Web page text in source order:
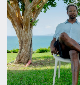
Blog
Caraïbe
Culture
Guadeloupe